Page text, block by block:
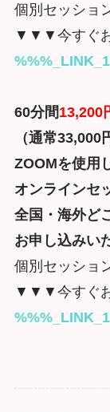
個別セッショ
▼▼▼今すぐ
60分間13,200
（通常33,000
ZOOMを使用
オンラインセ
全国・海外ど
お申し込みい
個別セッショ
▼▼▼今すぐ